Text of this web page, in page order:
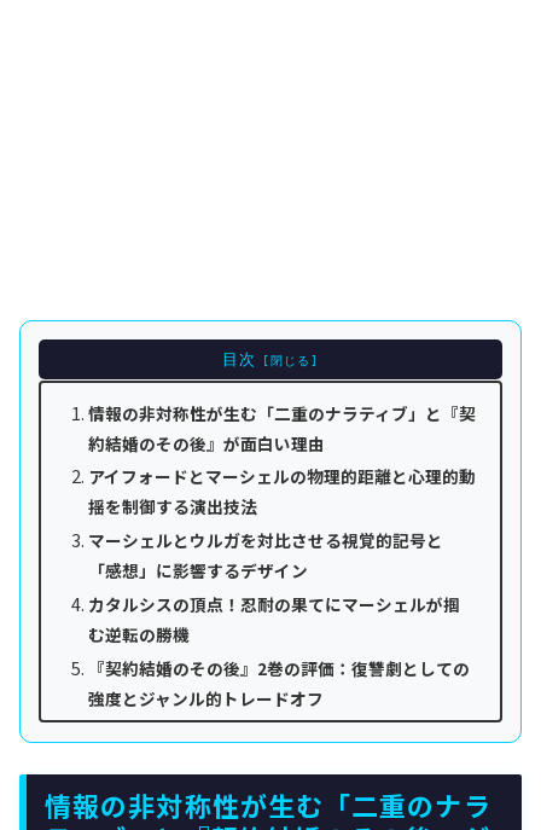
目次
情報の非対称性が生む「二重のナラティブ」と『契
約結婚のその後』が面白い理由
アイフォードとマーシェルの物理的距離と心理的動
揺を制御する演出技法
マーシェルとウルガを対比させる視覚的記号と
「感想」に影響するデザイン
カタルシスの頂点！忍耐の果てにマーシェルが掴
む逆転の勝機
『契約結婚のその後』2巻の評価：復讐劇としての
強度とジャンル的トレードオフ
情報の非対称性が生む「二重のナラ